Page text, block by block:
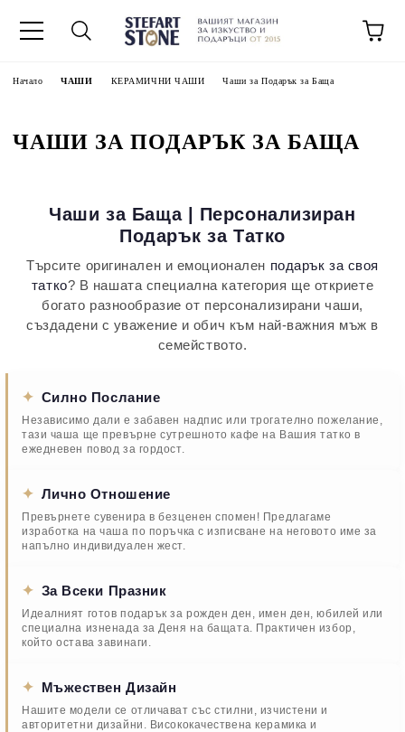
Начало ЧАШИ КЕРАМИЧНИ ЧАШИ Чаши за Подарък за Баща
ЧАШИ ЗА ПОДАРЪК ЗА БАЩА
Чаши за Баща | Персонализиран
Подарък за Татко
Търсите оригинален и емоционален подарък за своя
татко? В нашата специална категория ще откриете
богато разнообразие от персонализирани чаши,
създадени с уважение и обич към най-важния мъж в
семейството.
✦ Силно Послание
Независимо дали е забавен надпис или трогателно пожелание,
тази чаша ще превърне сутрешното кафе на Вашия татко в
ежедневен повод за гордост.
✦ Лично Отношение
Превърнете сувенира в безценен спомен! Предлагаме
изработка на чаша по поръчка с изписване на неговото име за
напълно индивидуален жест.
✦ За Всеки Празник
Идеалният готов подарък за рожден ден, имен ден, юбилей или
специална изненада за Деня на бащата. Практичен избор,
който остава завинаги.
✦ Мъжествен Дизайн
Нашите модели се отличават със стилни, изчистени и
авторитетни дизайни. Висококачествена керамика и